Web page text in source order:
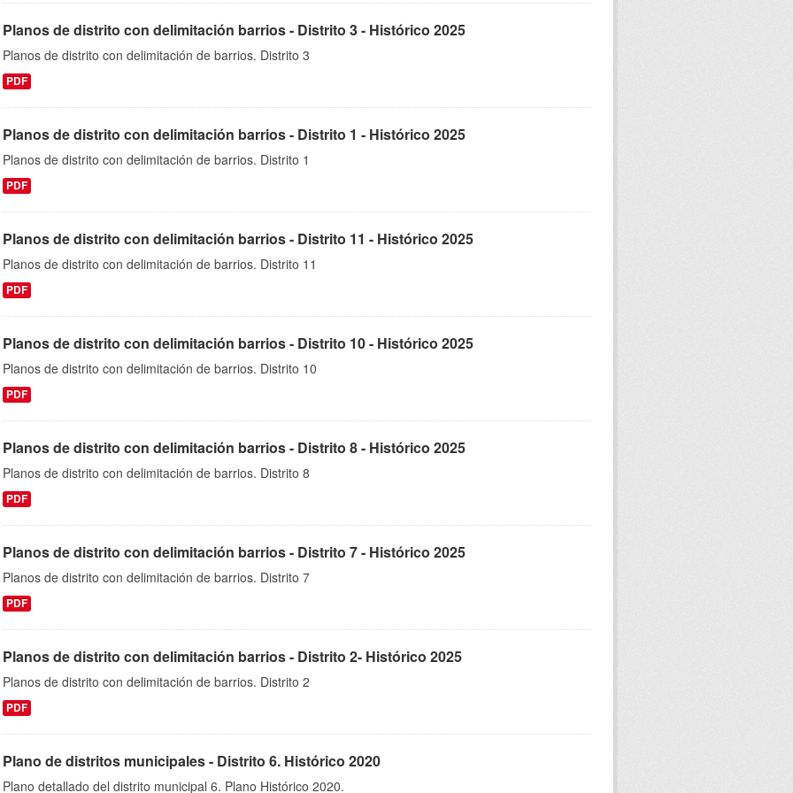
Planos de distrito con delimitación barrios - Distrito 3 - Histórico 2025
Planos de distrito con delimitación de barrios. Distrito 3
PDF
Planos de distrito con delimitación barrios - Distrito 1 - Histórico 2025
Planos de distrito con delimitación de barrios. Distrito 1
PDF
Planos de distrito con delimitación barrios - Distrito 11 - Histórico 2025
Planos de distrito con delimitación de barrios. Distrito 11
PDF
Planos de distrito con delimitación barrios - Distrito 10 - Histórico 2025
Planos de distrito con delimitación de barrios. Distrito 10
PDF
Planos de distrito con delimitación barrios - Distrito 8 - Histórico 2025
Planos de distrito con delimitación de barrios. Distrito 8
PDF
Planos de distrito con delimitación barrios - Distrito 7 - Histórico 2025
Planos de distrito con delimitación de barrios. Distrito 7
PDF
Planos de distrito con delimitación barrios - Distrito 2- Histórico 2025
Planos de distrito con delimitación de barrios. Distrito 2
PDF
Plano de distritos municipales - Distrito 6. Histórico 2020
Plano detallado del distrito municipal 6. Plano Histórico 2020.